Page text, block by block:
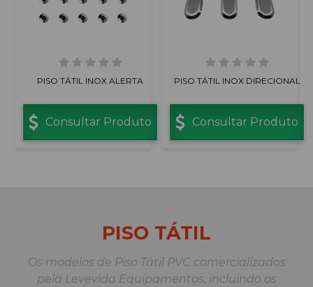
PISO TÁTIL INOX ALERTA
Consultar Produto
PISO TÁTIL INOX DIRECIONAL
Consultar Produto
PISO TÁTIL
Os modelos de Piso Tátil PVC comercializados
pela Levevida Equipamentos, incluindo os